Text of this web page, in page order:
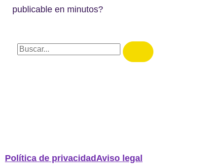
publicable en minutos?
Política de privacidadAviso legal